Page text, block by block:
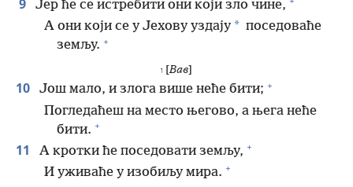
9 Јер ће се истребити они који зло чине,
А они који се у Јехову уздају * поседоваће
земљу. +
[Вав
10 Још мало, и злога више неће бити; +
Погледаћеш на место његово, а њега неће
бити. +
11 А кротки ће поседовати земљу, +
И уживаће у изобиљу мира. +